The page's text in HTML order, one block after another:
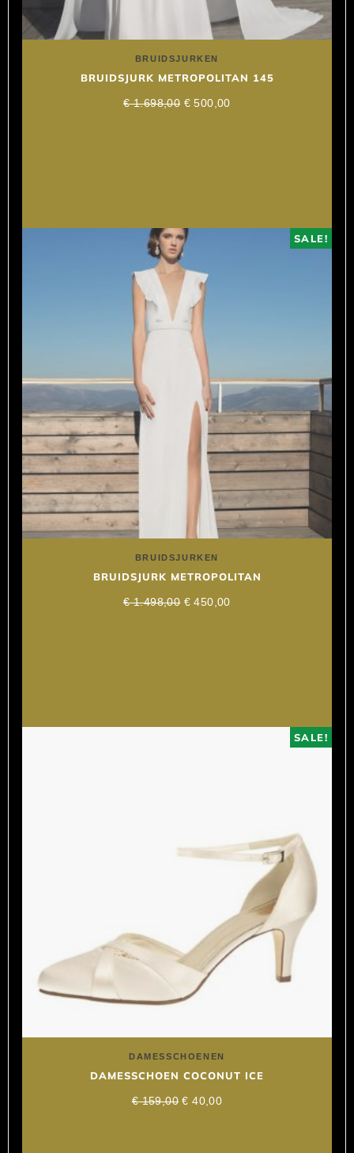
BRUIDSJURKEN
BRUIDSJURK METROPOLITAN 145
€1.698,00 € 500,00
SALE!
BRUIDSJURKEN
BRUIDSJURK METROPOLITAN
€1.498,00 € 450,00
SALE!
DAMESSCHOENEN
DAMESSCHOEN COCONUT ICE
€159,00 € 40,00